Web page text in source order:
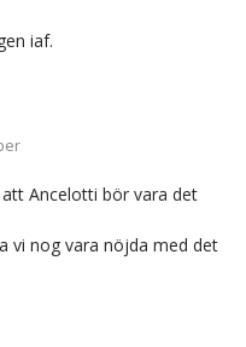
iaf.
Ancelotti bör vara det
vi nog vara nöjda med det